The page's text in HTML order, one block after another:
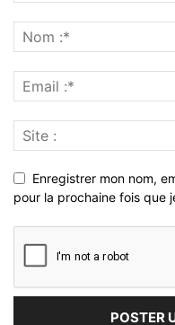
Enregistrer mon nom,
pour la prochaine fois que